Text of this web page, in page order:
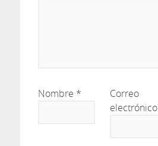
Nombre *
Correo
electrónico